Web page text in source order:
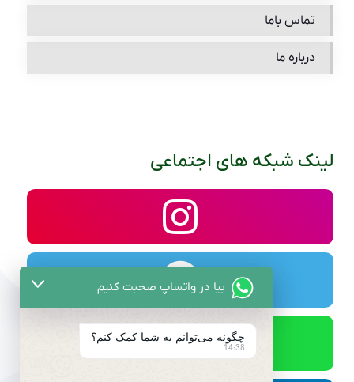
تماس باما
درباره ما
لینک شبکه های اجتماعی
بیا در واتساپ صحبت کنیم
چگونه می‌توانم به شما کمک کنم؟
14:38